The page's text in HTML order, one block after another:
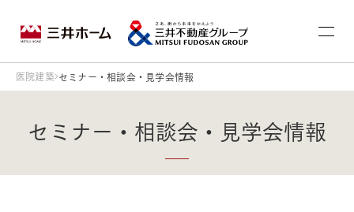
医院建築 セミナー・相談会・見学会情報
セミナー・相談会・見学会情報